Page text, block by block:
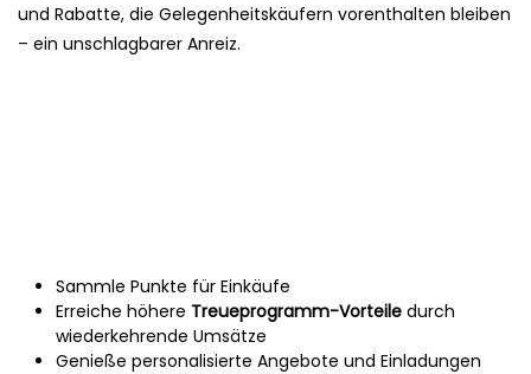
und Rabatte, die Gelegenheitskäufern vorenthalten bleiben
– ein unschlagbarer Anreiz.
Sammle Punkte für Einkäufe
Erreiche höhere Treueprogramm-Vorteile durch
wiederkehrende Umsätze
Genieße personalisierte Angebote und Einladungen